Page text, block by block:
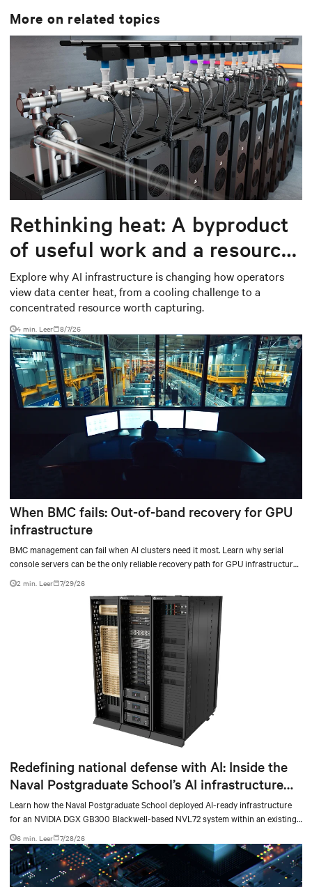
More on related topics
Rethinking heat: A byproduct
of useful work and a resource
worth capturing
Explore why AI infrastructure is changing how operators
view data center heat, from a cooling challenge to a
concentrated resource worth capturing.
4 min. Leer 8/7/26
When BMC fails: Out-of-band recovery for GPU
infrastructure
BMC management can fail when AI clusters need it most. Learn why serial
console servers can be the only reliable recovery path for GPU infrastructure
at scale.
2 min. Leer 7/29/26
Redefining national defense with AI: Inside the
Naval Postgraduate School’s AI infrastructure
deployment
Learn how the Naval Postgraduate School deployed AI-ready infrastructure
for an NVIDIA DGX GB300 Blackwell-based NVL72 system within an existing
facility, creating a repeatable model for high-density, liquid-cooled AI
environments.
6 min. Leer 7/28/26